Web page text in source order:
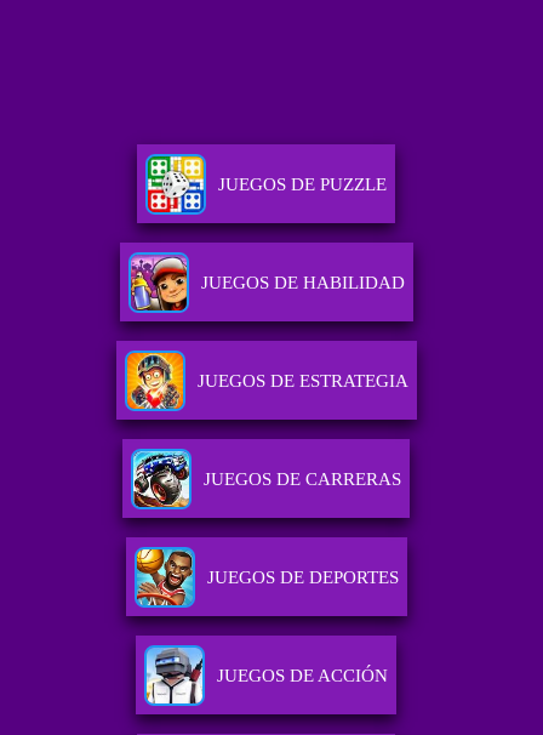
JUEGOS DE PUZZLE
JUEGOS DE HABILIDAD
JUEGOS DE ESTRATEGIA
JUEGOS DE CARRERAS
JUEGOS DE DEPORTES
JUEGOS DE ACCIÓN